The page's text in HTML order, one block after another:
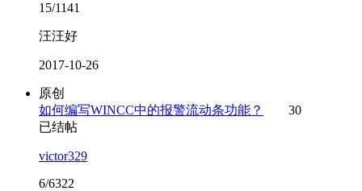
15/1141
汪汪好
2017-10-26
原创
如何编写WINCC中的报警流动条功能？
30
已结帖
victor329
6/6322